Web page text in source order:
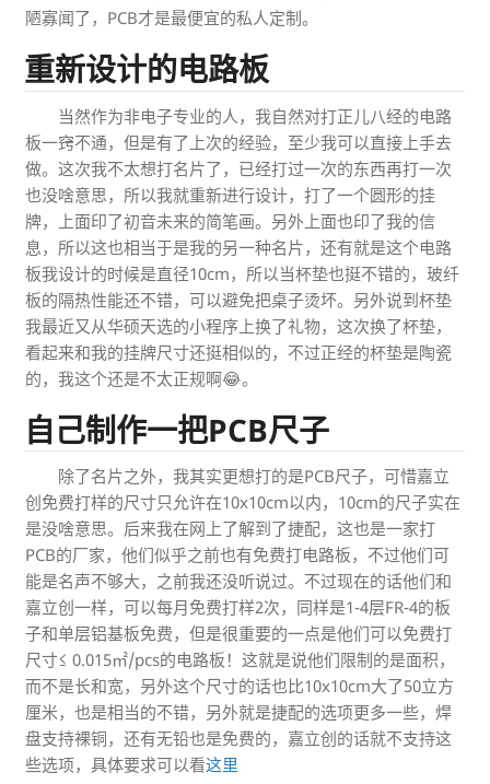
陋寡闻了，PCB才是最便宜的私人定制。
重新设计的电路板
当然作为非电子专业的人，我自然对打正儿八经的电路
板一窍不通，但是有了上次的经验，至少我可以直接上手去
做。这次我不太想打名片了，已经打过一次的东西再打一次
也没啥意思，所以我就重新进行设计，打了一个圆形的挂
牌，上面印了初音未来的简笔画。另外上面也印了我的信
息，所以这也相当于是我的另一种名片，还有就是这个电路
板我设计的时候是直径10cm，所以当杯垫也挺不错的，玻纤
板的隔热性能还不错，可以避免把桌子烫坏。另外说到杯垫
我最近又从华硕天选的小程序上换了礼物，这次换了杯垫，
看起来和我的挂牌尺寸还挺相似的，不过正经的杯垫是陶瓷
的，我这个还是不太正规啊😂。
自己制作一把PCB尺子
除了名片之外，我其实更想打的是PCB尺子，可惜嘉立
创免费打样的尺寸只允许在10x10cm以内，10cm的尺子实在
是没啥意思。后来我在网上了解到了捷配，这也是一家打
PCB的厂家，他们似乎之前也有免费打电路板，不过他们可
能是名声不够大，之前我还没听说过。不过现在的话他们和
嘉立创一样，可以每月免费打样2次，同样是1-4层FR-4的板
子和单层铝基板免费，但是很重要的一点是他们可以免费打
尺寸≤ 0.015㎡/pcs的电路板！这就是说他们限制的是面积，
而不是长和宽，另外这个尺寸的话也比10x10cm大了50立方
厘米，也是相当的不错，另外就是捷配的选项更多一些，焊
盘支持裸铜，还有无铅也是免费的，嘉立创的话就不支持这
些选项，具体要求可以看这里